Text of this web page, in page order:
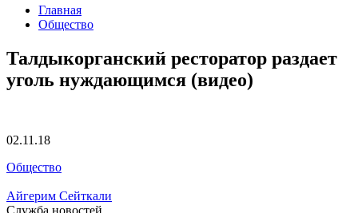
Главная
Общество
Талдыкорганский ресторатор раздает
уголь нуждающимся (видео)
02.11.18
Общество
Айгерим Сейткали